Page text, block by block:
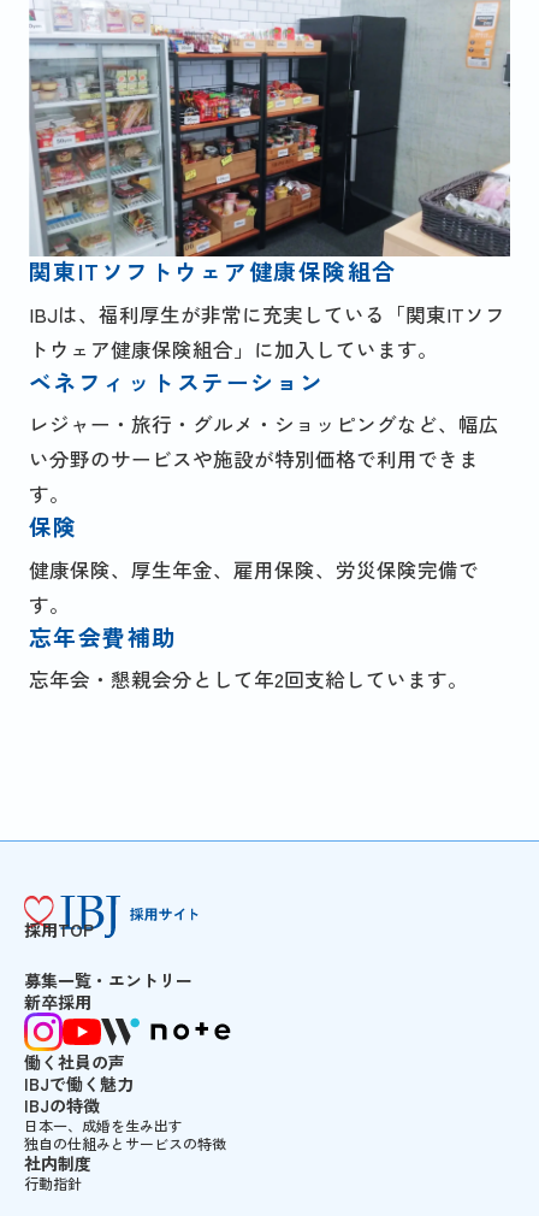
関東ITソフトウェア健康保険組合
IBJは、福利厚生が非常に充実している「関東ITソフ
トウェア健康保険組合」に加入しています。
ベネフィットステーション
レジャー・旅行・グルメ・ショッピングなど、幅広
い分野のサービスや施設が特別価格で利用できま
す。
保険
健康保険、厚生年金、雇用保険、労災保険完備で
す。
忘年会費補助
忘年会・懇親会分として年2回支給しています。
採用TOP
募集一覧・エントリー
新卒採用
働く社員の声
IBJで働く魅力
IBJの特徴
日本一、成婚を生み出す
独自の仕組みとサービスの特徴
社内制度
行動指針